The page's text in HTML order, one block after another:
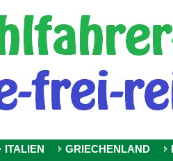
ITALIEN GRIECHENLAND